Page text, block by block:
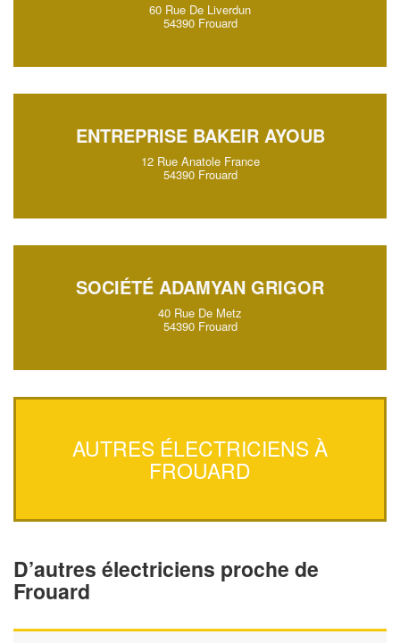
60 Rue De Liverdun
54390 Frouard
ENTREPRISE BAKEIR AYOUB
12 Rue Anatole France
54390 Frouard
SOCIÉTÉ ADAMYAN GRIGOR
40 Rue De Metz
54390 Frouard
AUTRES ÉLECTRICIENS À
FROUARD
D’autres électriciens proche de
Frouard